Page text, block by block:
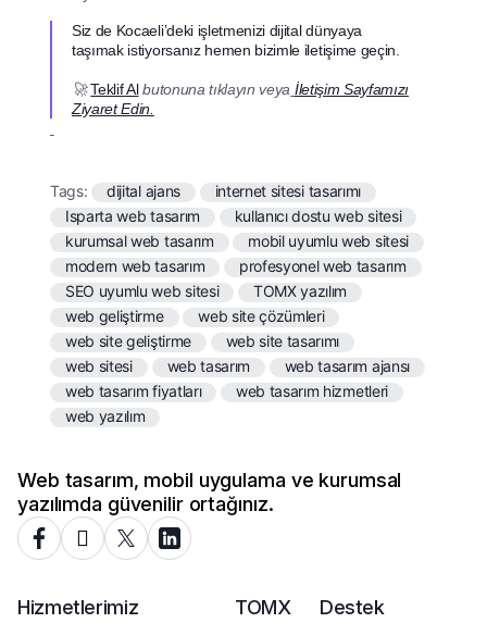
Siz de Kocaeli’deki işletmenizi dijital dünyaya
taşımak istiyorsanız hemen bizimle iletişime geçin.
🚀Teklif Albutonuna tıklayın veya İletişim Sayfamızı
Ziyaret Edin.
Tags: dijital ajans
internet sitesi tasarımı
Isparta web tasarım
kullanıcı dostu web sitesi
kurumsal web tasarım
mobil uyumlu web sitesi
modern web tasarım
profesyonel web tasarım
SEO uyumlu web sitesi
TOMX yazılım
web geliştirme
web site çözümleri
web site geliştirme
web site tasarımı
web sitesi
web tasarım
web tasarım ajansı
web tasarım fiyatları
web tasarım hizmetleri
web yazılım
Web tasarım, mobil uygulama ve kurumsal
yazılımda güvenilir ortağınız.
Hizmetlerimiz TOMX Destek